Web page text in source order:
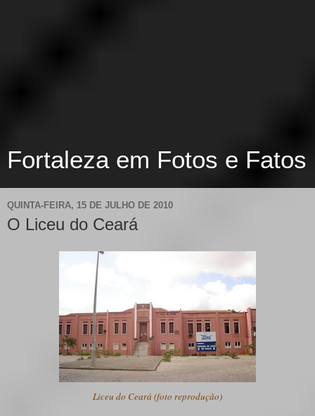
Fortaleza em Fotos e Fatos
QUINTA-FEIRA, 15 DE JULHO DE 2010
O Liceu do Ceará
Liceu do Ceará (foto reprodução)